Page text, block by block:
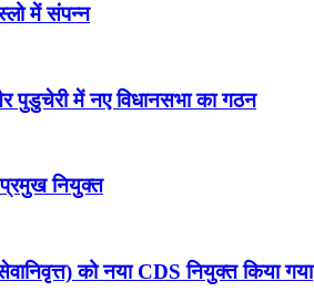
में संपन्न
में नए विधानसभा का गठन
प्रमुख नियुक्त
को नया CDS नियुक्त किया गया